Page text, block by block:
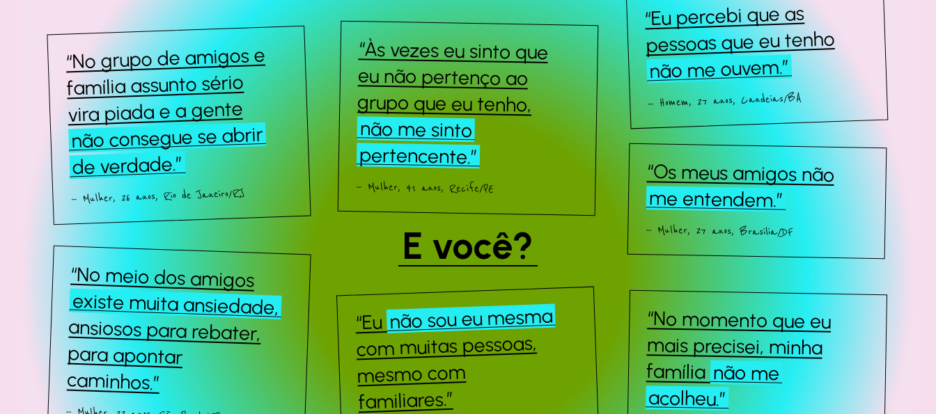
“No grupo de amigos e
família assunto sério
vira piada e a gente
não consegue se abrir
de verdade.”
— Mulher, 26 anos, Rio de Janeiro/RJ
“Às vezes eu sinto que
eu não pertenço ao
grupo que eu tenho,
não me sinto
pertencente.”
— Mulher, 41 anos, Recife/PE
“Eu percebi que as
pessoas que eu tenho
não me ouvem.”
— Homem, 27 anos, Candeias/BA
“Os meus amigos não
me entendem.”
— Mulher, 27 anos, Brasilia/DF
E você?
“No meio dos amigos
existe muita ansiedade,
ansiosos para rebater,
para apontar
caminhos.”
“Eunão sou eu mesma
com muitas pessoas,
mesmo com
familiares.”
“No momento que eu
mais precisei, minha
famílianão me
acolheu.”